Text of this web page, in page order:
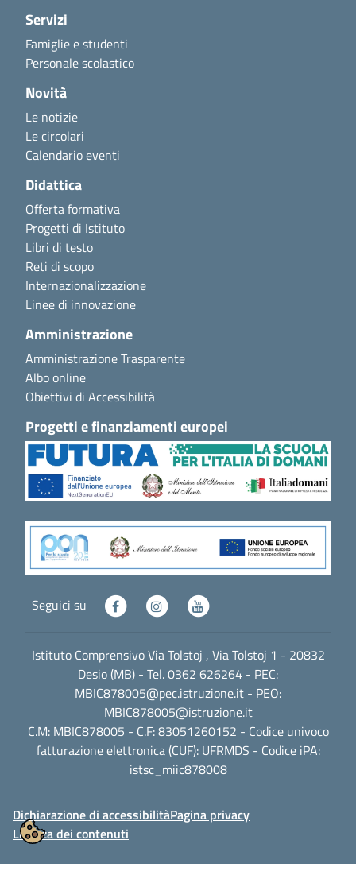
Servizi
Famiglie e studenti
Personale scolastico
Novità
Le notizie
Le circolari
Calendario eventi
Didattica
Offerta formativa
Progetti di Istituto
Libri di testo
Reti di scopo
Internazionalizzazione
Linee di innovazione
Amministrazione
Amministrazione Trasparente
Albo online
Obiettivi di Accessibilità
Progetti e finanziamenti europei
Seguici su
Istituto Comprensivo Via Tolstoj , Via Tolstoj 1 - 20832
Desio (MB) - Tel. 0362 626264 - PEC:
MBIC878005@pec.istruzione.it - PEO:
MBIC878005@istruzione.it
C.M: MBIC878005 - C.F: 83051260152 - Codice univoco
fatturazione elettronica (CUF): UFRMDS - Codice iPA:
istsc_miic878008
Dichiarazione di accessibilitàPagina privacy
Licenza dei contenuti